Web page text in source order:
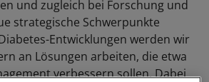
und zugleich bei Forschung und
strategische Schwerpunkte
Entwicklungen werden wir
an Lösungen arbeiten, die etwa
verbessern sollen. Dabei